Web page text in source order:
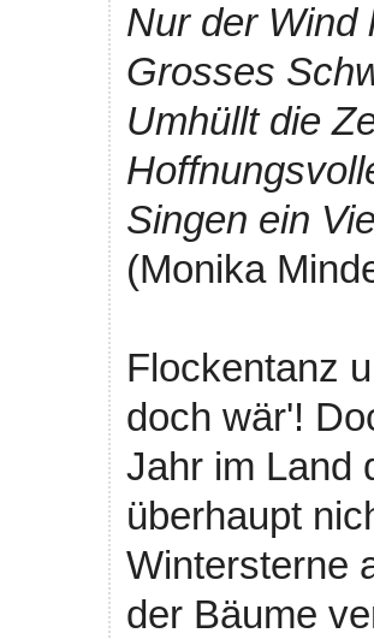
Nur der Wind
Grosses
Umhüllt die
Singen ein
(Monika
Flockentanz
doch wär'!
Jahr im Land
überhaupt
Wintersterne
der Bäume